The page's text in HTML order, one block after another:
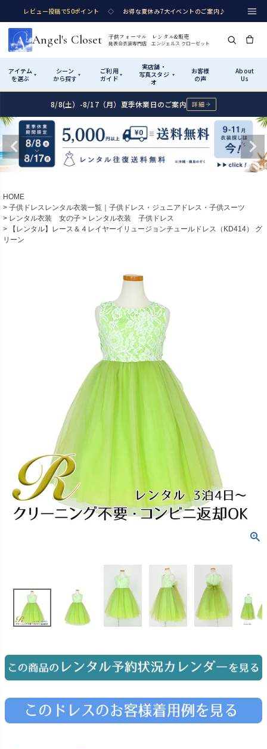
レビュー投稿で50ポイント ◇ お得な夏休み7大イベントのご案内♪
Angel's Closet 子供フォーマル レンタル&販売
発表会衣装専門店 エンジェルス クローゼット
アイテム
を選ぶ
▾
シーン
から探す ▾
ご利用
ガイド ▾
実店舗・
写真スタジ
オ
▾
お客様
の声
About
Us
Shop by Category アイテムから探す
カテゴリ詳細→ サイズで選ぶ →
Rentalレンタル
パニエ
コスチューム アウター
インナー・パニエ アクセサリー
ジュエリー 音楽雑貨
Shop by Occasion シーンから探す
性別・サイズで絞り込む→
発表会・コンクール 結婚式
フラワーガール・リングボーイ・ゲ
スト
Graduation & Entrance
卒業式・入学式
きちんと感のあるフォーマル
Shichi-Go-San
3歳・5歳・7歳の晴れの日
How It Works ご利用ガイド
Startはじめに
01
02 サイズの選び方
測り方と目安
あんしんパック
汚れ・キズ・破損の補償
Buy & Support
07 販売・共通のご案内
品質・返品・お手入れ
08 送料・お支払い
送料・決済方法
Visit Us 実店舗・写真スタジオ
実店舗 つくば店
茨城県土浦市大町14-16-1F
10:00–18:00（完全予約制）
店舗を予約する →
Photography
Angel's Photo Studio
予約 Web または お電話
特典 ヘアメイク・着付け
8/8(土）-8/17（月）夏季休業日のご案内 詳細
HOME
子供ドレスレンタル衣装一覧｜子供ドレス・ジュニアドレス・子供スーツ
レンタル衣装 女の子
レンタル衣装 子供ドレス
【レンタル】レース＆４レイヤーイリュージョンチュールドレス（KD414） グ
リーン